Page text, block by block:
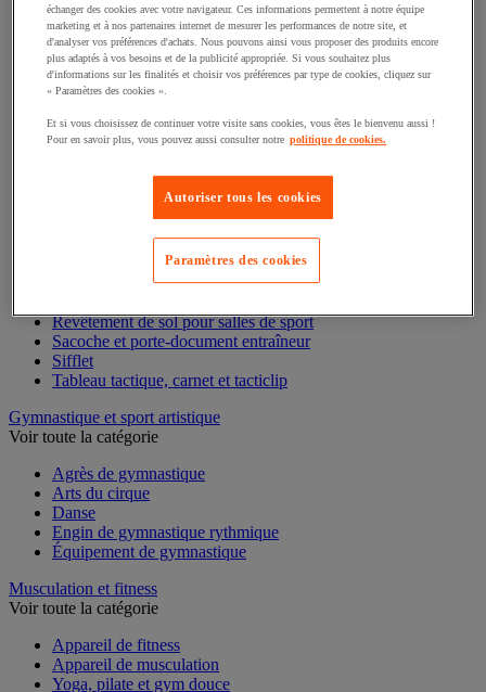
Brassard de sport
Carton, plaquette et accessoires arbitre
Cerceau et jalon de sport
Chasuble de sport
Chronomètre de sport
Coupe et trophée sportif
Échelle de rythme
Gourde, bidon et bouteille isotherme de sport
Haie d'entraînement sportif
Harnais de résistance et traineau sportif
Marquage au sol entrainement sportif
Marquage de terrain en intérieur
Médaille et ruban sportif
Rangement pour matériel sportif
Revêtement de sol pour salles de sport
Sacoche et porte-document entraîneur
Sifflet
Gymnastique et sport artistique
Agrès de gymnastique
Arts du cirque
Danse
Engin de gymnastique rythmique
Musculation et fitness
Appareil de fitness
Appareil de musculation
échanger des cookies avec votre navigateur. Ces informations permettent à notre équipe
marketing et à nos partenaires internet de mesurer les performances de notre site, et
d'analyser vos préférences d'achats. Nous pouvons ainsi vous proposer des produits encore
plus adaptés à vos besoins et de la publicité appropriée. Si vous souhaitez plus
d'informations sur les finalités et choisir vos préférences par type de cookies, cliquez sur
« Paramètres des cookies ».
Et si vous choisissez de continuer votre visite sans cookies, vous êtes le bienvenu aussi !
Pour en savoir plus, vous pouvez aussi consulter notre politique de cookies.
Autoriser tous les cookies
Paramètres des cookies